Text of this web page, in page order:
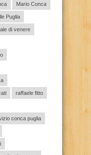
Mario Conca
Puglia
di venere
raffaele fitto
conca puglia